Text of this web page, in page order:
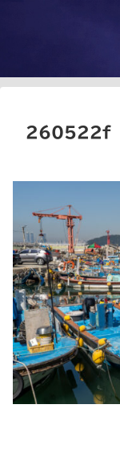
260522f